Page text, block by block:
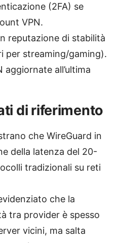
(2FA) se
VPN.
reputazione di stabilità
per streaming/gaming).
aggiornate all’ultima
di riferimento
che WireGuard in
della latenza del 20-
tradizionali su reti
che la
tra provider è spesso
vicini, ma salta